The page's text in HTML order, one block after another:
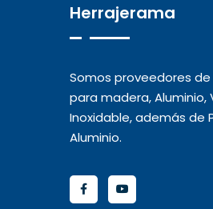
Herrajerama
Somos proveedores de
para madera, Aluminio,
Inoxidable, además de
Aluminio.